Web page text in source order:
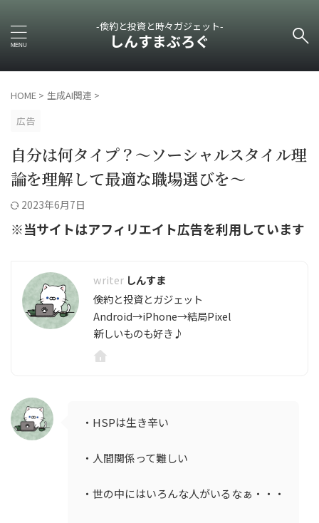
-倹約と投資と時々ガジェット-
しんすまぶろぐ
HOME > 生成AI関連 >
広告
自分は何タイプ？～ソーシャルスタイル理
論を理解して最適な職場選びを～
2023年6月7日
※当サイトはアフィリエイト広告を利用しています
しんすま
倹約と投資とガジェット
Android→iPhone→結局Pixel
新しいものも好き♪
・HSPは生き辛い
・人間関係って難しい
・世の中にはいろんな人がいるなぁ・・・